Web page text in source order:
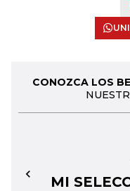
CONOZCA LOS
MI
←